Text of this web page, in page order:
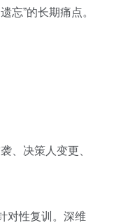
”的长期痛点。
、决策人变更、
对性复训。深维